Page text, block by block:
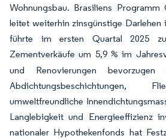
Wohnungsbau. Brasiliens Programm
leitet weiterhin zinsgünstige Darlehen
führte im ersten Quartal 2025
Zementverkäufe um 5,9 % im
und Renovierungen bevorzugen
Abdichtungsbeschichtungen,
umweltfreundliche
Langlebigkeit und Energieeffizienz
nationaler Hypothekenfonds hat